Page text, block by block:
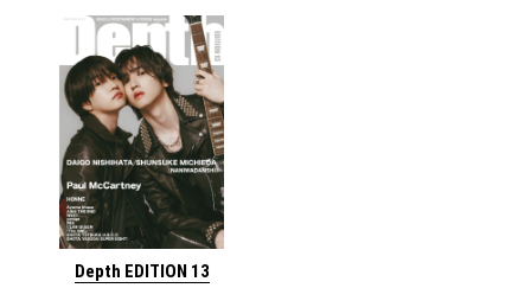
Depth EDITION 13